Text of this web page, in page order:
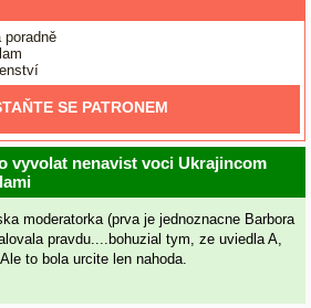
poradně
SE PATRONEM
vyvolat nenavist voci Ukrajincom
moderatorka (prva je jednoznacne Barbora
pravdu....bohuzial tym, ze uviedla A,
to bola urcite len nahoda.